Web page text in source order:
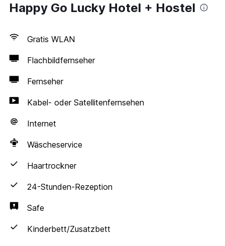
Happy Go Lucky Hotel + Hostel
Gratis WLAN
Flachbildfernseher
Fernseher
Kabel- oder Satellitenfernsehen
Internet
Wäscheservice
Haartrockner
24-Stunden-Rezeption
Safe
Kinderbett/Zusatzbett